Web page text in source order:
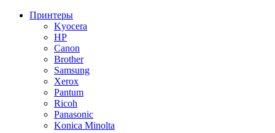
Принтеры
Kyocera
HP
Canon
Brother
Samsung
Xerox
Pantum
Ricoh
Panasonic
Konica Minolta